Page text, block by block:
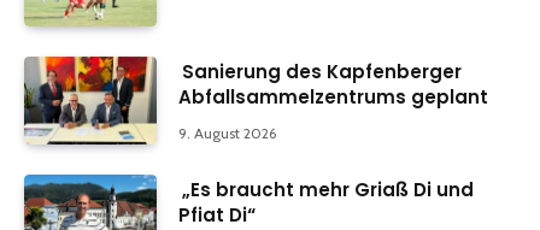
Sanierung des Kapfenberger
Abfallsammelzentrums geplant
9. August 2026
„Es braucht mehr Griaß Di und
Pfiat Di“